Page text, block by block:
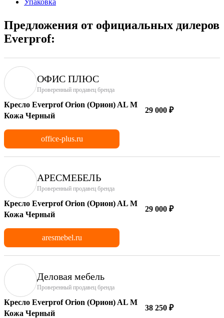
Предложения от официальных дилеров
Everprof:
ОФИС ПЛЮС
Проверенный продавец бренда
Кресло Everprof Orion (Орион) AL M
Кожа Черный
29 000 ₽
office-plus.ru
АРЕСМЕБЕЛЬ
Проверенный продавец бренда
Кресло Everprof Orion (Орион) AL M
Кожа Черный
29 000 ₽
aresmebel.ru
Деловая мебель
Проверенный продавец бренда
Кресло Everprof Orion (Орион) AL M
Кожа Черный
38 250 ₽